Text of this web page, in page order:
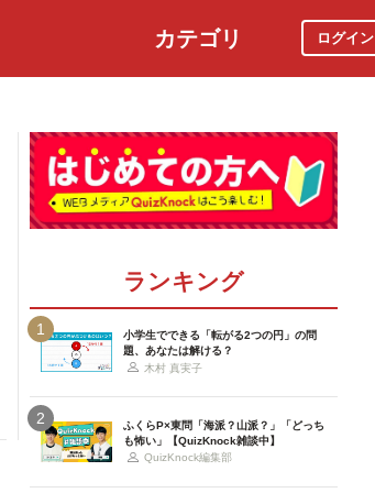
カテゴリ ログイン
ランキング
1
小学生でできる「転がる2つの円」の問
題、あなたは解ける？
木村 真実子
2
ふくらP×東問「海派？山派？」「どっち
も怖い」【QuizKnock雑談中】
QuizKnock編集部